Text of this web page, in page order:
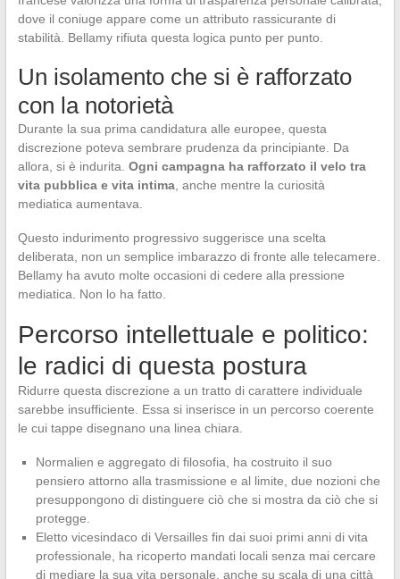
dove il coniuge appare come un attributo rassicurante di
stabilità. Bellamy rifiuta questa logica punto per punto.
Un isolamento che si è rafforzato
con la notorietà
Durante la sua prima candidatura alle europee, questa
discrezione poteva sembrare prudenza da principiante. Da
allora, si è indurita. Ogni campagna ha rafforzato il velo tra
vita pubblica e vita intima, anche mentre la curiosità
mediatica aumentava.
Questo indurimento progressivo suggerisce una scelta
deliberata, non un semplice imbarazzo di fronte alle telecamere.
Bellamy ha avuto molte occasioni di cedere alla pressione
mediatica. Non lo ha fatto.
Percorso intellettuale e politico:
le radici di questa postura
Ridurre questa discrezione a un tratto di carattere individuale
sarebbe insufficiente. Essa si inserisce in un percorso coerente
le cui tappe disegnano una linea chiara.
Normalien e aggregato di filosofia, ha costruito il suo
pensiero attorno alla trasmissione e al limite, due nozioni che
presuppongono di distinguere ciò che si mostra da ciò che si
protegge.
Eletto vicesindaco di Versailles fin dai suoi primi anni di vita
professionale, ha ricoperto mandati locali senza mai cercare
di mediare la sua vita personale, anche su scala di una città